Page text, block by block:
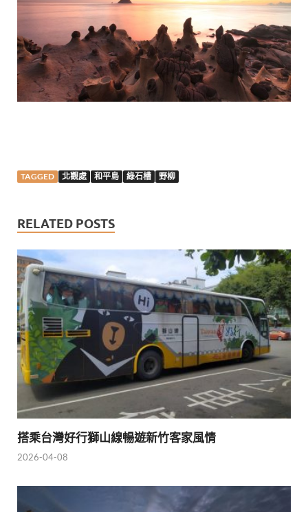
TAGGED 北觀處 和平島 綠石槽 野柳
RELATED POSTS
搭乘台灣好行獅山線暢遊新竹客家風情
2026-04-08